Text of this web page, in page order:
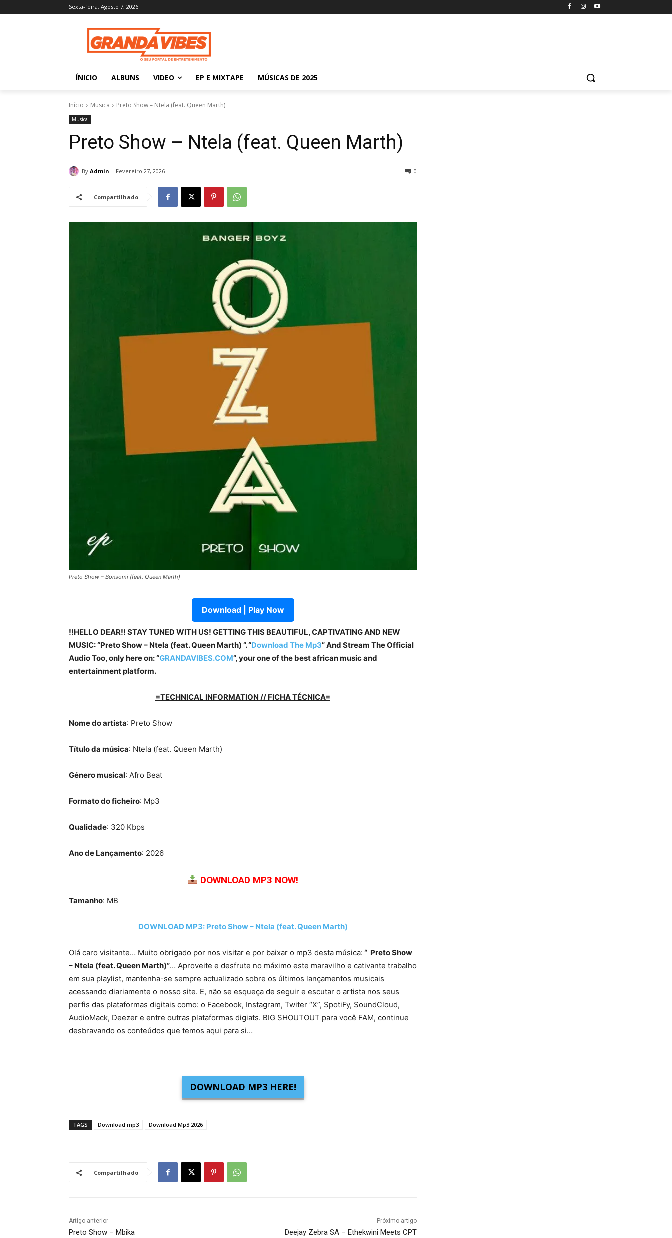
Sexta-feira, Agosto 7, 2026
ÍNICIO ALBUNS VIDEO EP E MIXTAPE MÚSICAS DE 2025
Início Musica Preto Show – Ntela (feat. Queen Marth)
Musica
Preto Show – Ntela (feat. Queen Marth)
By Admin Fevereiro 27, 2026 0
Compartilhado
Preto Show – Bonsomi (feat. Queen Marth)
Download | Play Now
!!HELLO DEAR!! STAY TUNED WITH US! GETTING THIS BEAUTIFUL, CAPTIVATING AND NEW
MUSIC: “Preto Show – Ntela (feat. Queen Marth) ”. “Download The Mp3”And Stream The Official
Audio Too, only here on: “GRANDAVIBES.COM”, your one of the best african music and
entertainment platform.
=TECHNICAL INFORMATION // FICHA TÉCNICA=
Nome do artista: Preto Show
Título da música: Ntela (feat. Queen Marth)
Género musical: Afro Beat
Formato do ficheiro: Mp3
Qualidade: 320 Kbps
Ano de Lançamento: 2026
DOWNLOAD MP3 NOW!
Tamanho: MB
DOWNLOAD MP3: Preto Show – Ntela (feat. Queen Marth)
Olá caro visitante… Muito obrigado por nos visitar e por baixar o mp3 desta música: “ Preto Show
– Ntela (feat. Queen Marth)”… Aproveite e desfrute no máximo este maravilho e cativante trabalho
em sua playlist, mantenha-se sempre actualizado sobre os últimos lançamentos musicais
acessando diariamente o nosso site. E, não se esqueça de seguir e escutar o artista nos seus
perfis das plataformas digitais como: o Facebook, Instagram, Twiter “X”, SpotiFy, SoundCloud,
AudioMack, Deezer e entre outras plataformas digiats. BIG SHOUTOUT para você FAM, continue
desbravando os conteúdos que temos aqui para si…
DOWNLOAD MP3 HERE!
TAGS Download mp3 Download Mp3 2026
Compartilhado
Artigo anterior
Preto Show – Mbika
Próximo artigo
Deejay Zebra SA – Ethekwini Meets CPT